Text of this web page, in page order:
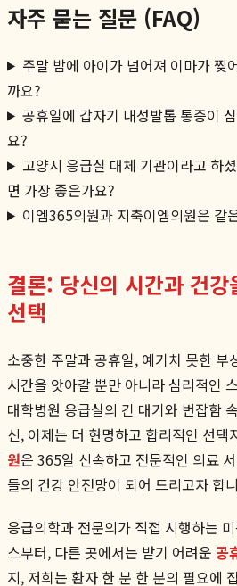
자주 묻는 질문 (FAQ)
주말 밤에 아이가 넘어져 이마가 찢
까요?
공휴일에 갑자기 내성발톱 통증이
요?
고양시 응급실 대체 기관이라고 하
면 가장 좋은가요?
이엠365의원과 지축이엠의원은 같
결론: 당신의 시간과 건
선택
소중한 주말과 공휴일, 예기치 못한 부
시간을 앗아갈 뿐만 아니라 심리적인
대학병원 응급실의 긴 대기와 번잡함
신, 이제는 더 현명하고 합리적인 선택
원은 365일 신속하고 전문적인 의료
들의 건강 안전망이 되어 드리고자 합
응급의학과 전문의가 직접 시행하는
스부터, 다른 곳에서는 받기 어려운 공
지, 저희는 환자 한 분 한 분의 필요에